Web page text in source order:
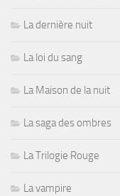
La dernière nuit
La loi du sang
La Maison de la nuit
La saga des ombres
La Trilogie Rouge
La vampire